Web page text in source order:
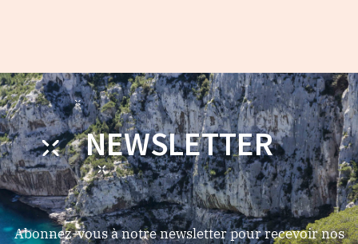
NEWSLETTER
Abonnez-vous à notre newsletter pour recevoir nos